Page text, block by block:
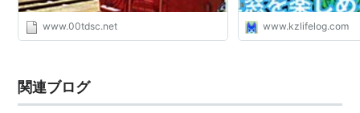
www.00tdsc.net www.kzlifelog.com
関連ブログ